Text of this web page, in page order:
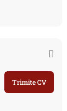
Trimite CV